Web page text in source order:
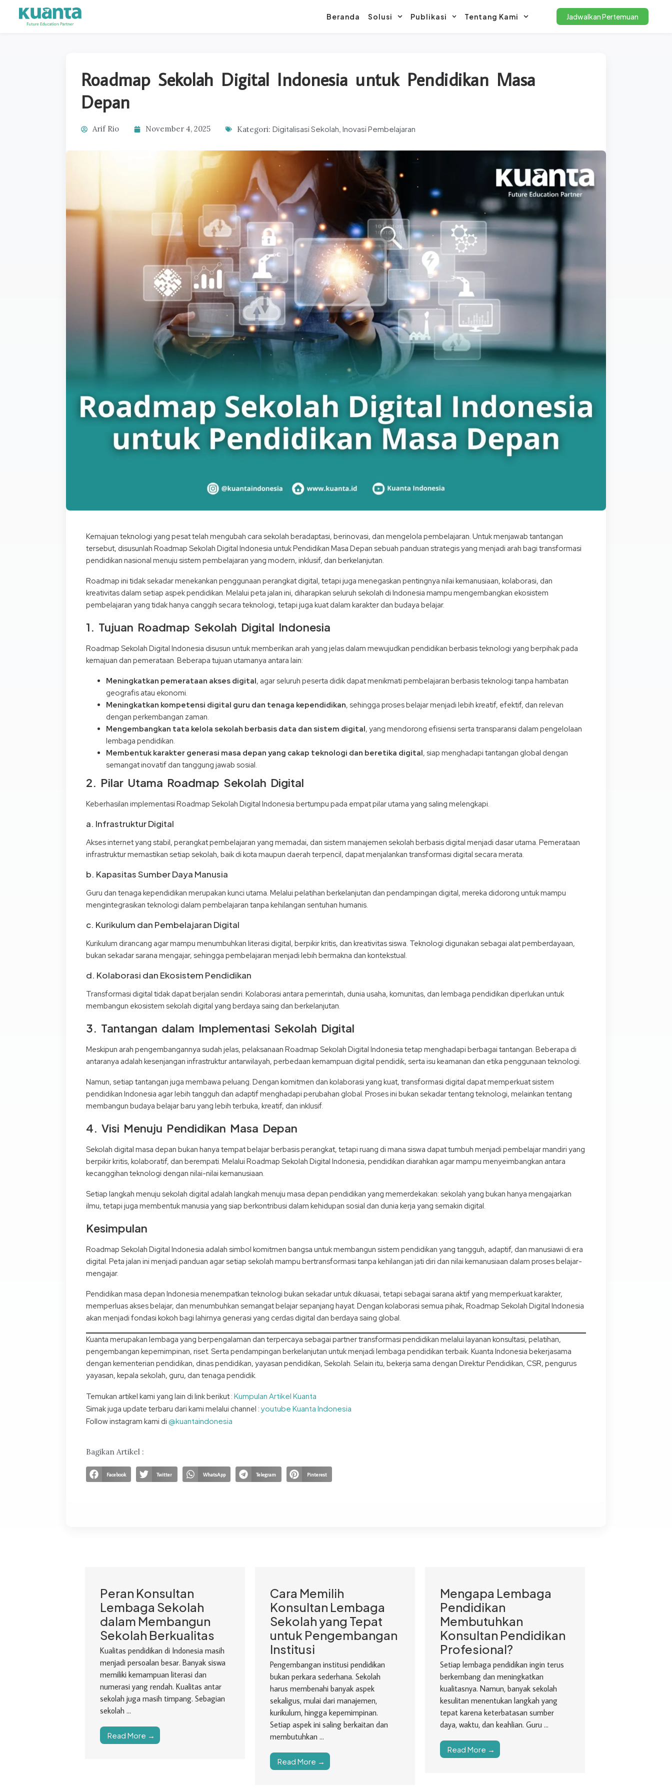
Beranda Solusi Publikasi Tentang Kami Jadwalkan Pertemuan
Roadmap Sekolah Digital Indonesia untuk Pendidikan Masa
Depan
Arif Rio November 4, 2025 Kategori: Digitalisasi Sekolah, Inovasi Pembelajaran
Kemajuan teknologi yang pesat telah mengubah cara sekolah beradaptasi, berinovasi, dan mengelola pembelajaran. Untuk menjawab tantangan
tersebut, disusunlah Roadmap Sekolah Digital Indonesia untuk Pendidikan Masa Depan sebuah panduan strategis yang menjadi arah bagi transformasi
pendidikan nasional menuju sistem pembelajaran yang modern, inklusif, dan berkelanjutan.
Roadmap ini tidak sekadar menekankan penggunaan perangkat digital, tetapi juga menegaskan pentingnya nilai kemanusiaan, kolaborasi, dan
kreativitas dalam setiap aspek pendidikan. Melalui peta jalan ini, diharapkan seluruh sekolah di Indonesia mampu mengembangkan ekosistem
pembelajaran yang tidak hanya canggih secara teknologi, tetapi juga kuat dalam karakter dan budaya belajar.
1. Tujuan Roadmap Sekolah Digital Indonesia
Roadmap Sekolah Digital Indonesia disusun untuk memberikan arah yang jelas dalam mewujudkan pendidikan berbasis teknologi yang berpihak pada
kemajuan dan pemerataan. Beberapa tujuan utamanya antara lain:
Meningkatkan pemerataan akses digital, agar seluruh peserta didik dapat menikmati pembelajaran berbasis teknologi tanpa hambatan
geografis atau ekonomi.
Meningkatkan kompetensi digital guru dan tenaga kependidikan, sehingga proses belajar menjadi lebih kreatif, efektif, dan relevan
dengan perkembangan zaman.
Mengembangkan tata kelola sekolah berbasis data dan sistem digital, yang mendorong efisiensi serta transparansi dalam pengelolaan
lembaga pendidikan.
Membentuk karakter generasi masa depan yang cakap teknologi dan beretika digital, siap menghadapi tantangan global dengan
semangat inovatif dan tanggung jawab sosial.
2. Pilar Utama Roadmap Sekolah Digital
Keberhasilan implementasi Roadmap Sekolah Digital Indonesia bertumpu pada empat pilar utama yang saling melengkapi.
a. Infrastruktur Digital
Akses internet yang stabil, perangkat pembelajaran yang memadai, dan sistem manajemen sekolah berbasis digital menjadi dasar utama. Pemerataan
infrastruktur memastikan setiap sekolah, baik di kota maupun daerah terpencil, dapat menjalankan transformasi digital secara merata.
b. Kapasitas Sumber Daya Manusia
Guru dan tenaga kependidikan merupakan kunci utama. Melalui pelatihan berkelanjutan dan pendampingan digital, mereka didorong untuk mampu
mengintegrasikan teknologi dalam pembelajaran tanpa kehilangan sentuhan humanis.
c. Kurikulum dan Pembelajaran Digital
Kurikulum dirancang agar mampu menumbuhkan literasi digital, berpikir kritis, dan kreativitas siswa. Teknologi digunakan sebagai alat pemberdayaan,
bukan sekadar sarana mengajar, sehingga pembelajaran menjadi lebih bermakna dan kontekstual.
d. Kolaborasi dan Ekosistem Pendidikan
Transformasi digital tidak dapat berjalan sendiri. Kolaborasi antara pemerintah, dunia usaha, komunitas, dan lembaga pendidikan diperlukan untuk
membangun ekosistem sekolah digital yang berdaya saing dan berkelanjutan.
3. Tantangan dalam Implementasi Sekolah Digital
Meskipun arah pengembangannya sudah jelas, pelaksanaan Roadmap Sekolah Digital Indonesia tetap menghadapi berbagai tantangan. Beberapa di
antaranya adalah kesenjangan infrastruktur antarwilayah, perbedaan kemampuan digital pendidik, serta isu keamanan dan etika penggunaan teknologi.
Namun, setiap tantangan juga membawa peluang. Dengan komitmen dan kolaborasi yang kuat, transformasi digital dapat memperkuat sistem
pendidikan Indonesia agar lebih tangguh dan adaptif menghadapi perubahan global. Proses ini bukan sekadar tentang teknologi, melainkan tentang
membangun budaya belajar baru yang lebih terbuka, kreatif, dan inklusif.
4. Visi Menuju Pendidikan Masa Depan
Sekolah digital masa depan bukan hanya tempat belajar berbasis perangkat, tetapi ruang di mana siswa dapat tumbuh menjadi pembelajar mandiri yang
berpikir kritis, kolaboratif, dan berempati. Melalui Roadmap Sekolah Digital Indonesia, pendidikan diarahkan agar mampu menyeimbangkan antara
kecanggihan teknologi dengan nilai-nilai kemanusiaan.
Setiap langkah menuju sekolah digital adalah langkah menuju masa depan pendidikan yang memerdekakan: sekolah yang bukan hanya mengajarkan
ilmu, tetapi juga membentuk manusia yang siap berkontribusi dalam kehidupan sosial dan dunia kerja yang semakin digital.
Kesimpulan
Roadmap Sekolah Digital Indonesia adalah simbol komitmen bangsa untuk membangun sistem pendidikan yang tangguh, adaptif, dan manusiawi di era
digital. Peta jalan ini menjadi panduan agar setiap sekolah mampu bertransformasi tanpa kehilangan jati diri dan nilai kemanusiaan dalam proses belajar-
mengajar.
Pendidikan masa depan Indonesia menempatkan teknologi bukan sekadar untuk dikuasai, tetapi sebagai sarana aktif yang memperkuat karakter,
memperluas akses belajar, dan menumbuhkan semangat belajar sepanjang hayat. Dengan kolaborasi semua pihak, Roadmap Sekolah Digital Indonesia
akan menjadi fondasi kokoh bagi lahirnya generasi yang cerdas digital dan berdaya saing global.
Kuanta merupakan lembaga yang berpengalaman dan terpercaya sebagai partner transformasi pendidikan melalui layanan konsultasi, pelatihan,
pengembangan kepemimpinan, riset. Serta pendampingan berkelanjutan untuk menjadi lembaga pendidikan terbaik. Kuanta Indonesia bekerjasama
dengan kementerian pendidikan, dinas pendidikan, yayasan pendidikan, Sekolah. Selain itu, bekerja sama dengan Direktur Pendidikan, CSR, pengurus
yayasan, kepala sekolah, guru, dan tenaga pendidik.
Temukan artikel kami yang lain di link berikut : Kumpulan Artikel Kuanta
Simak juga update terbaru dari kami melalui channel : youtube Kuanta Indonesia
Follow instagram kami di @kuantaindonesia
Bagikan Artikel :
Facebook Twitter WhatsApp Telegram Pinterest
Peran Konsultan
Lembaga Sekolah
dalam Membangun
Sekolah Berkualitas
Kualitas pendidikan di Indonesia masih
menjadi persoalan besar. Banyak siswa
memiliki kemampuan literasi dan
numerasi yang rendah. Kualitas antar
sekolah juga masih timpang. Sebagian
sekolah ...
Read More →
Cara Memilih
Konsultan Lembaga
Sekolah yang Tepat
untuk Pengembangan
Institusi
Pengembangan institusi pendidikan
bukan perkara sederhana. Sekolah
harus membenahi banyak aspek
sekaligus, mulai dari manajemen,
kurikulum, hingga kepemimpinan.
Setiap aspek ini saling berkaitan dan
membutuhkan ...
Read More →
Mengapa Lembaga
Pendidikan
Membutuhkan
Konsultan Pendidikan
Profesional?
Setiap lembaga pendidikan ingin terus
berkembang dan meningkatkan
kualitasnya. Namun, banyak sekolah
kesulitan menentukan langkah yang
tepat karena keterbatasan sumber
daya, waktu, dan keahlian. Guru ...
Read More →